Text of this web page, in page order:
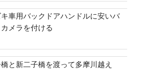
キ車用バックドアハンドルに安いバ
メラを付ける
橋と新二子橋を渡って多摩川越え